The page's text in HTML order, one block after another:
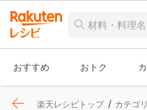
おすすめ おトク
楽天レシピトップ カテゴリ